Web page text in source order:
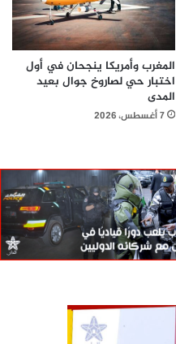
المغرب وأمريكا ينجحان في أول
اختبار حي لصاروخ جوال بعيد
المدى
7 أغسطس، 2026